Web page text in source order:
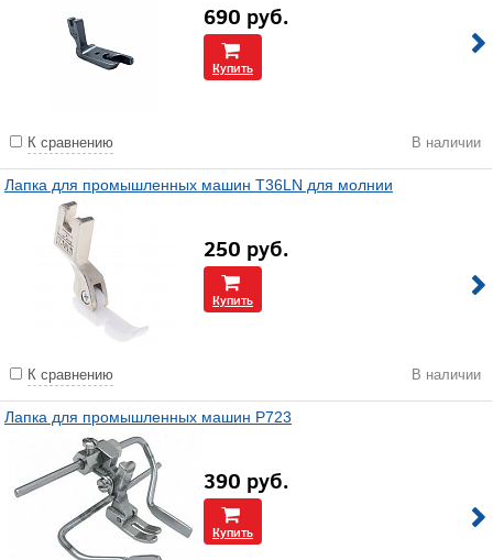
690 руб.
Купить
К сравнению В наличии
Лапка для промышленных машин T36LN для молнии
250 руб.
Купить
К сравнению В наличии
Лапка для промышленных машин P723
390 руб.
Купить